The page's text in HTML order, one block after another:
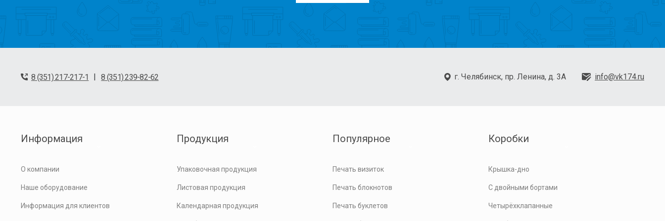
8 (351) 217-217-1 | 8 (351) 239-82-62 г. Челябинск, пр. Ленина, д. 3А info@vk174.ru
Информация
О компании
Наше оборудование
Информация для клиентов
Продукция
Упаковочная продукция
Листовая продукция
Календарная продукция
Популярное
Печать визиток
Печать блокнотов
Печать буклетов
Коробки
Крышка-дно
С двойными бортами
Четырёхклапанные